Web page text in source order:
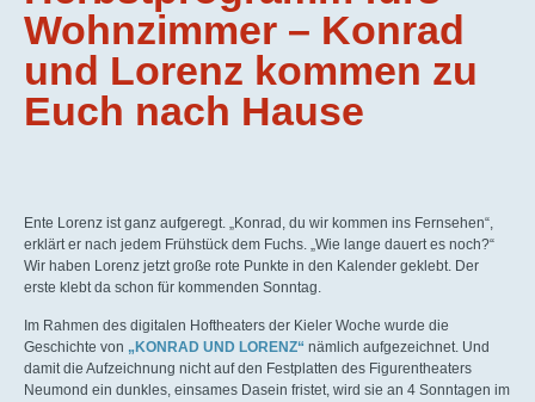
Wohnzimmer – Konrad
und Lorenz kommen zu
Euch nach Hause
Ente Lorenz ist ganz aufgeregt. „Konrad, du wir kommen ins Fernsehen“,
erklärt er nach jedem Frühstück dem Fuchs. „Wie lange dauert es noch?“
Wir haben Lorenz jetzt große rote Punkte in den Kalender geklebt. Der
erste klebt da schon für kommenden Sonntag.
Im Rahmen des digitalen Hoftheaters der Kieler Woche wurde die
Geschichte von „KONRAD UND LORENZ“ nämlich aufgezeichnet. Und
damit die Aufzeichnung nicht auf den Festplatten des Figurentheaters
Neumond ein dunkles, einsames Dasein fristet, wird sie an 4 Sonntagen im